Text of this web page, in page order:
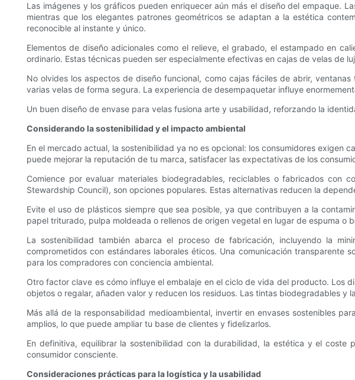
Las imágenes y los gráficos pueden enriquecer aún más el diseño del empaque.
mientras que los elegantes patrones geométricos se adaptan a la estética
reconocible al instante y único.
Elementos de diseño adicionales como el relieve, el grabado, el estampado en
ordinario. Estas técnicas pueden ser especialmente efectivas en cajas de velas de
No olvides los aspectos de diseño funcional, como cajas fáciles de abrir,
varias velas de forma segura. La experiencia de desempaquetar influye
Un buen diseño de envase para velas fusiona arte y usabilidad, reforzando la
Considerando la sostenibilidad y el impacto ambiental
En el mercado actual, la sostenibilidad ya no es opcional: los consumidores exigen
puede mejorar la reputación de tu marca, satisfacer las expectativas de los
Comience por evaluar materiales biodegradables, reciclables o fabricados con
Stewardship Council), son opciones populares. Estas alternativas reducen la
Evite el uso de plásticos siempre que sea posible, ya que contribuyen a la
papel triturado, pulpa moldeada o rellenos de origen vegetal en lugar de espuma o
La sostenibilidad también abarca el proceso de fabricación, incluyendo la
comprometidos con estándares laborales éticos. Una comunicación
para los compradores con conciencia ambiental.
Otro factor clave es cómo influye el embalaje en el ciclo de vida del producto. Los
objetos o regalar, añaden valor y reducen los residuos. Las tintas biodegradables y
Más allá de la responsabilidad medioambiental, invertir en envases sostenibles
amplios, lo que puede ampliar tu base de clientes y fidelizarlos.
En definitiva, equilibrar la sostenibilidad con la durabilidad, la estética y el
consumidor consciente.
Consideraciones prácticas para la logística y la usabilidad